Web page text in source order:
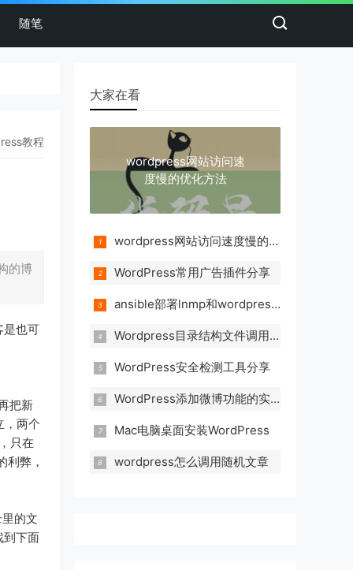
随笔
教程
的博
是也可
把新
，两个
只在
利弊，
的文
到下面
大家在看
wordpress网站访问速
度慢的优化方法
wordpress网站访问速度慢的优化方法
WordPress常用广告插件分享
ansible部署lnmp和wordpress的步骤方法
Wordpress目录结构文件调用关系说明
WordPress安全检测工具分享
WordPress添加微博功能的实现方法
Mac电脑桌面安装WordPress
wordpress怎么调用随机文章